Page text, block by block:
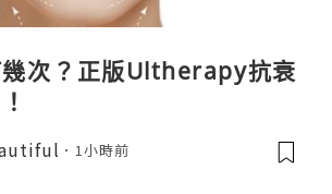
次？正版Ultherapy抗衰
1小時前